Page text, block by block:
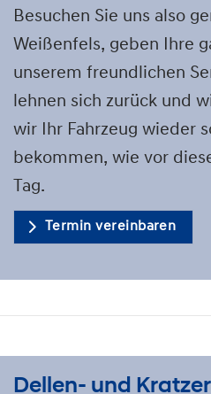
Besuchen Sie uns also
Weißenfels, geben Ihre
unserem freundlichen
lehnen sich zurück und
wir Ihr Fahrzeug wieder
bekommen, wie vor
Tag.
Termin vereinbaren
Dellen- und